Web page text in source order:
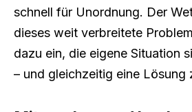
schnell für Unordnung. Der
dieses weit verbreitete
dazu ein, die eigene Situation
– und gleichzeitig eine Lösung